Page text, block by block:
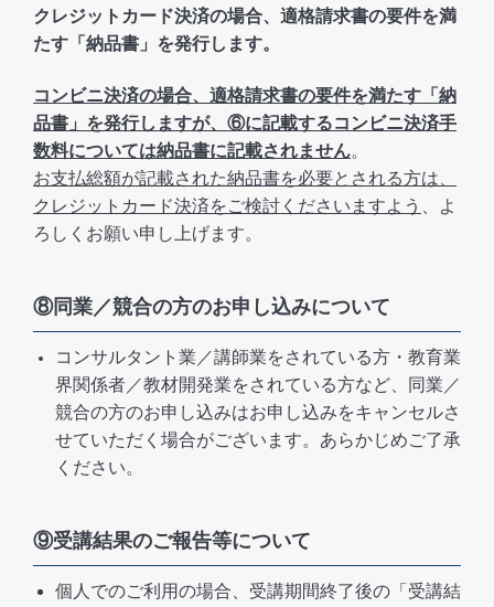
クレジットカード決済の場合、適格請求書の要件を満
たす「納品書」を発行します。
コンビニ決済の場合、適格請求書の要件を満たす「納
品書」を発行しますが、⑥に記載するコンビニ決済手
数料については納品書に記載されません。
お支払総額が記載された納品書を必要とされる方は、
クレジットカード決済をご検討くださいますよう
、よ
ろしくお願い申し上げます。
⑧同業／競合の方のお申し込みについて
コンサルタント業／講師業をされている方・教育業
界関係者／教材開発業をされている方など、同業／
競合の方のお申し込みはお申し込みをキャンセルさ
せていただく場合がございます。あらかじめご了承
ください。
⑨受講結果のご報告等について
個人でのご利用の場合、受講期間終了後の「受講結